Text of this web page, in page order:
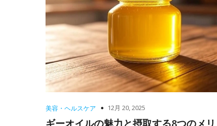
美容・ヘルスケア 12月 20, 2025
ギーオイルの魅力と摂取する8つのメ